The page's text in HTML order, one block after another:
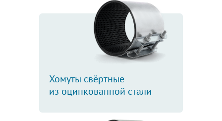
Хомуты свёртные
из оцинкованной стали